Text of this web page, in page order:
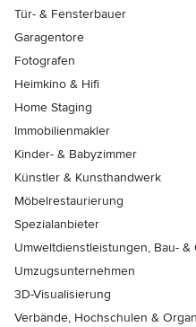
Tür- & Fensterbauer
Garagentore
Fotografen
Heimkino & Hifi
Home Staging
Immobilienmakler
Kinder- & Babyzimmer
Künstler & Kunsthandwerk
Möbelrestaurierung
Spezialanbieter
Umweltdienstleistungen, Bau- &
Umzugsunternehmen
3D-Visualisierung
Verbände, Hochschulen &